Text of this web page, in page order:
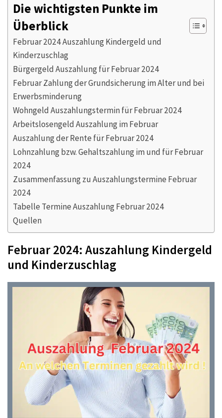
Die wichtigsten Punkte im
Überblick
Februar 2024 Auszahlung Kindergeld und
Kinderzuschlag
Bürgergeld Auszahlung für Februar 2024
Februar Zahlung der Grundsicherung im Alter und bei
Erwerbsminderung
Wohngeld Auszahlungstermin für Februar 2024
Arbeitslosengeld Auszahlung im Februar
Auszahlung der Rente für Februar 2024
Lohnzahlung bzw. Gehaltszahlung im und für Februar
2024
Zusammenfassung zu Auszahlungstermine Februar
2024
Tabelle Termine Auszahlung Februar 2024
Quellen
Februar 2024: Auszahlung Kindergeld
und Kinderzuschlag